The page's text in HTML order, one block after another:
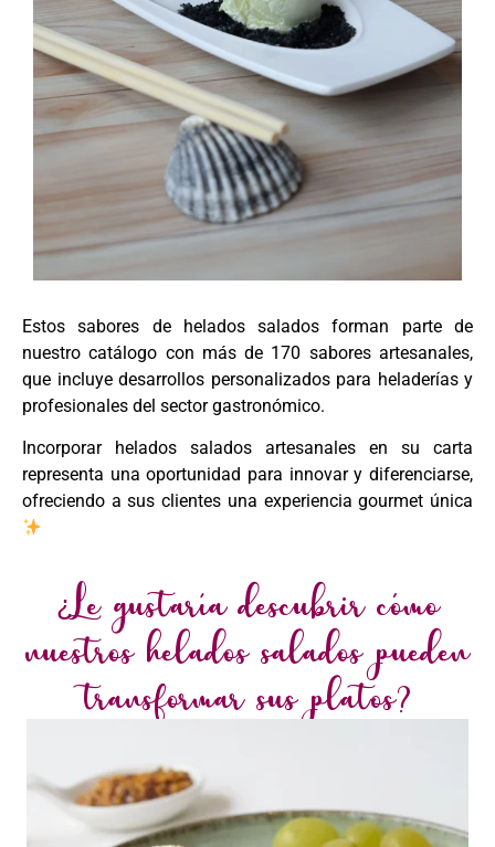
Estos sabores de helados salados forman parte de
nuestro catálogo con más de 170 sabores artesanales,
que incluye desarrollos personalizados para heladerías y
profesionales del sector gastronómico.
Incorporar helados salados artesanales en su carta
representa una oportunidad para innovar y diferenciarse,
ofreciendo a sus clientes una experiencia gourmet única
¿Le gustaría descubrir cómo
nuestros helados salados pueden
transformar sus platos?